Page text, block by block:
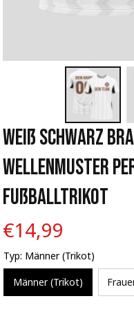
Weiß Schwarz
Wellenmuster
Fußballtrikot
€14,99
Typ: Männer (Trikot)
Männer (Trikot)